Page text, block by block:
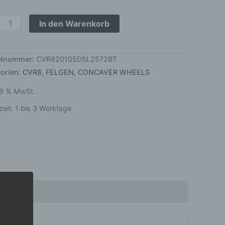
In den Warenkorb
CVR820105D5L2572BT
CVR8, FELGEN, CONCAVER WHEELS
% MwSt.
1 bis 3 Werktage